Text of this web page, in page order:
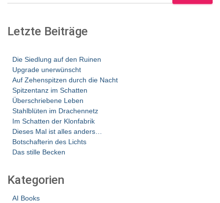
Letzte Beiträge
Die Siedlung auf den Ruinen
Upgrade unerwünscht
Auf Zehenspitzen durch die Nacht
Spitzentanz im Schatten
Überschriebene Leben
Stahlblüten im Drachennetz
Im Schatten der Klonfabrik
Dieses Mal ist alles anders…
Botschafterin des Lichts
Das stille Becken
Kategorien
AI Books